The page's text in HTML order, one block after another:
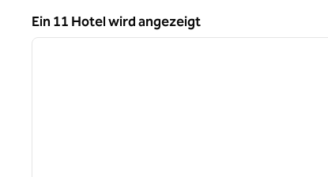
Ein 11 Hotel wird angezeigt
Ein 11 Hotel wird angezeigt
1 von 12